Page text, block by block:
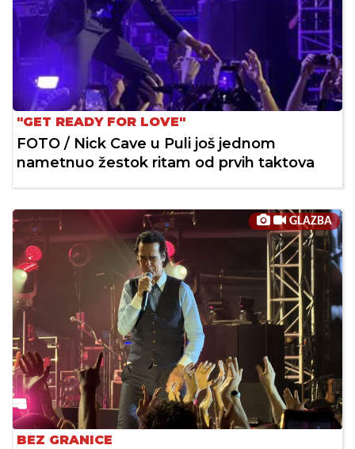
"GET READY FOR LOVE"
FOTO / Nick Cave u Puli još jednom
nametnuo žestok ritam od prvih taktova
GLAZBA
BEZ GRANICE